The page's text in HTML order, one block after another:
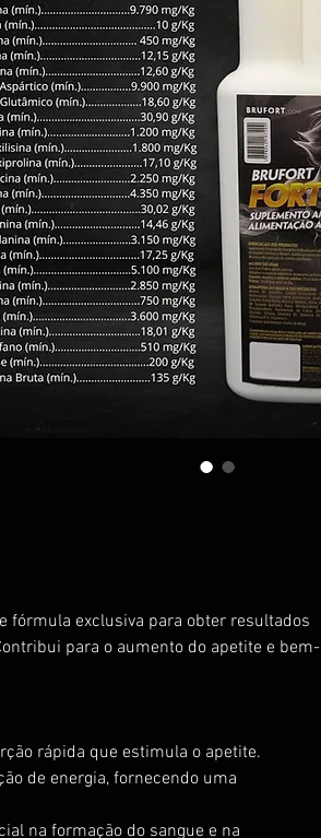
fórmula exclusiva para obter resultados
para o aumento do apetite e bem-
rápida que estimula o apetite.
de energia, fornecendo uma
na formação do sangue e na